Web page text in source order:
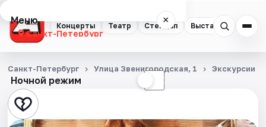
Концерты Театр Стендап Выставки
Меню ×
Санкт-Петербург
Концерты
Театр
Стендап
Ночной режим ☾
Санкт-Петербург Улица Звенигородская, 1 Экскурсии